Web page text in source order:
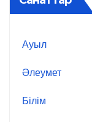
Ауыл
Әлеумет
Білім